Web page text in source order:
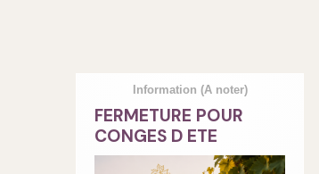
Information (A noter)
FERMETURE POUR
CONGES D ETE